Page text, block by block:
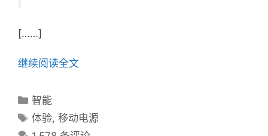
[……]
继续阅读全文
分
类
智能
标
签
体验,移动电源